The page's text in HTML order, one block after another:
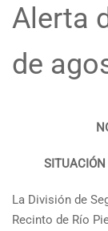
Alerta
de
La División de
Recinto de Río